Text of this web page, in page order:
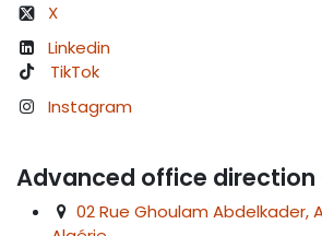
X
Linkedin
TikTok
Instagram
Advanced office direction
02 Rue Ghoulam Abdelkader,